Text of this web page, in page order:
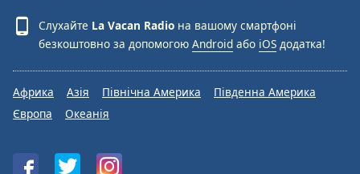
window.Слухайте La Vacan Radio на вашому смартфоні
безкоштовно за допомогою Android або iOS додатка!
Африка Азія Північна Америка
Південна Америка
Європа
Океанія